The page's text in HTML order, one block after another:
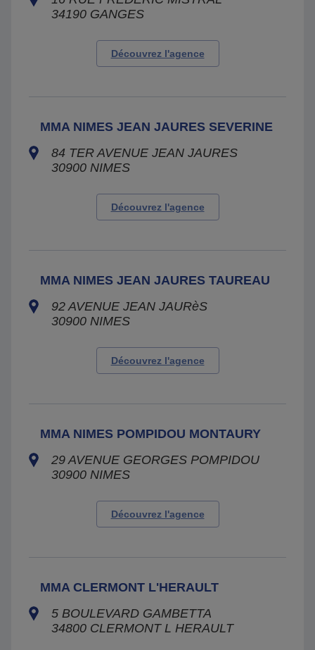
34190 GANGES
Découvrez l'agence
MMA NIMES JEAN JAURES SEVERINE
84 TER AVENUE JEAN JAURES
30900 NIMES
Découvrez l'agence
MMA NIMES JEAN JAURES TAUREAU
92 AVENUE JEAN JAURèS
30900 NIMES
Découvrez l'agence
MMA NIMES POMPIDOU MONTAURY
29 AVENUE GEORGES POMPIDOU
30900 NIMES
Découvrez l'agence
MMA CLERMONT L'HERAULT
5 BOULEVARD GAMBETTA
34800 CLERMONT L HERAULT